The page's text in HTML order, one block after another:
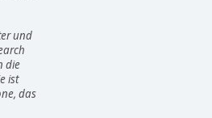
und
die
ist
das